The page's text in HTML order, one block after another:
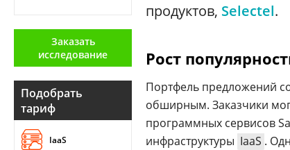
Аналитика
Техника
Заказать
исследование
Подобрать
тариф
IaaS
продуктов, Selectel.
Рост
Портфель предложений
обширным. Заказчики
программных сервисов
инфраструктуры IaaS .